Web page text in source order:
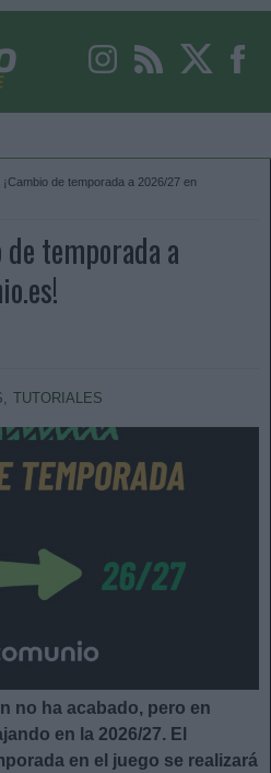
¡Cambio de temporada a 2026/27 en
temporada a
, TUTORIALES
no ha acabado, pero en
en la 2026/27. El
en el juego se realizará